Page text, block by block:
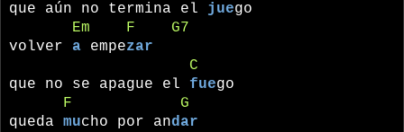
que aún no termina el juego
Em
F
G7
volver a empezar
C
que no se apague el fuego
F
G
queda mucho por andar